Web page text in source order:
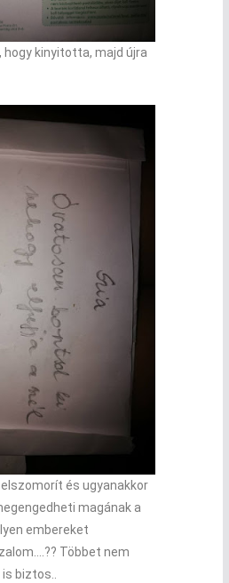
kinyitotta, majd újra
és ugyanakkor
magának a
embereket
Többet nem
is biztos..